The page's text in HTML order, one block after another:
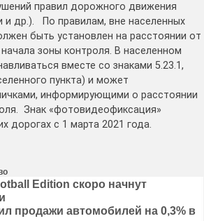
правил дорожного движения
и др.). По правилам, вне населенных
быть установлен на расстоянии от
зоны контроля. В населенном
вместе со знаками 5.23.1,
пункта) и может
информирующими о расстоянии
Знак «фотовидеофиксация»
дорогах с 1 марта 2021 года.
Edition скоро начнут
продажи автомобилей на 0,3% в